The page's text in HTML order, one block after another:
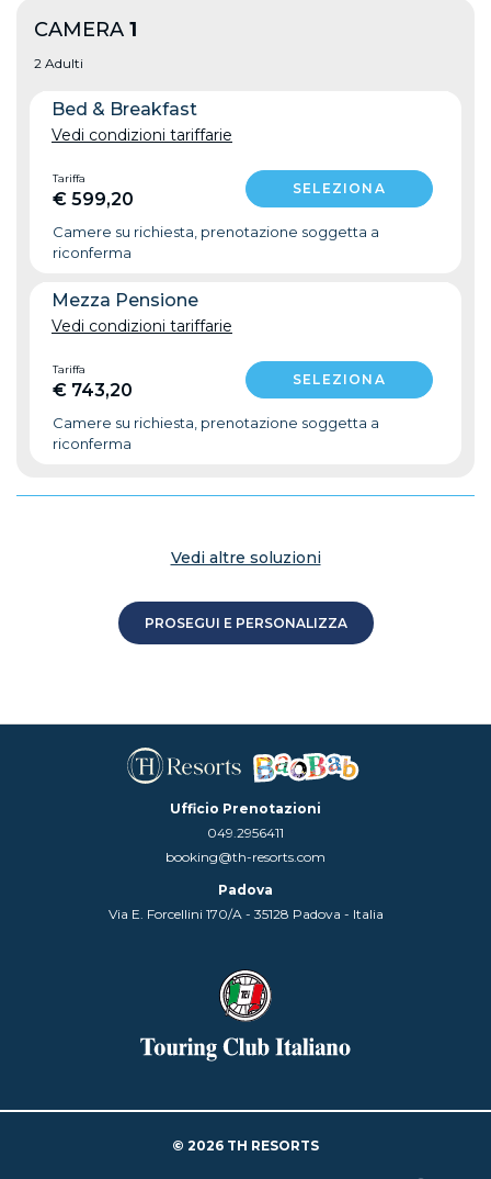
CAMERA 1
2 Adulti
Bed & Breakfast
Vedi condizioni tariffarie
Tariffa
€ 599,20
Camere su richiesta, prenotazione soggetta a
riconferma
Mezza Pensione
Vedi condizioni tariffarie
Tariffa
€ 743,20
Camere su richiesta, prenotazione soggetta a
riconferma
Vedi altre soluzioni
PROSEGUI E PERSONALIZZA
Ufficio Prenotazioni
049.2956411
booking@th-resorts.com
Padova
Via E. Forcellini 170/A - 35128 Padova - Italia
© 2026 TH RESORTS